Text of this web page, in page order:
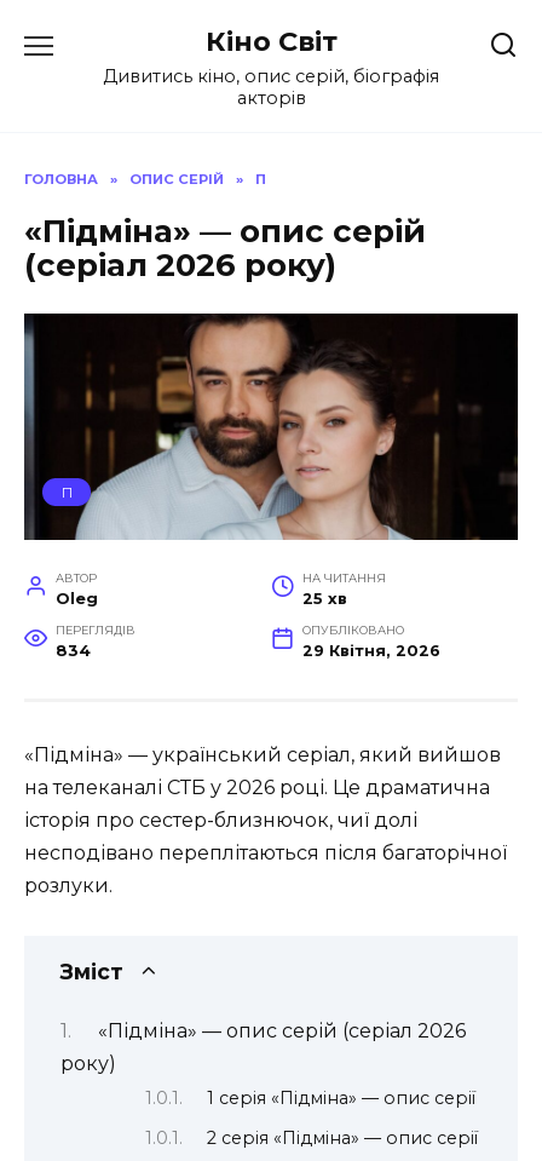
до
Кіно Світ
Дивитись кіно, опис серій, біографія
акторів
ГОЛОВНА » ОПИС СЕРІЙ » П
«Підміна» — опис серій
(серіал 2026 року)
П
АВТОР
Oleg
НА ЧИТАННЯ
25 хв
ПЕРЕГЛЯДІВ
834
ОПУБЛІКОВАНО
29 Квітня, 2026
«Підміна» — український серіал, який вийшов
на телеканалі СТБ у 2026 році. Це драматична
історія про сестер-близнючок, чиї долі
несподівано переплітаються після багаторічної
розлуки.
Зміст
«Підміна» — опис серій (серіал 2026
року)
1 серія «Підміна» — опис серії
2 серія «Підміна» — опис серії